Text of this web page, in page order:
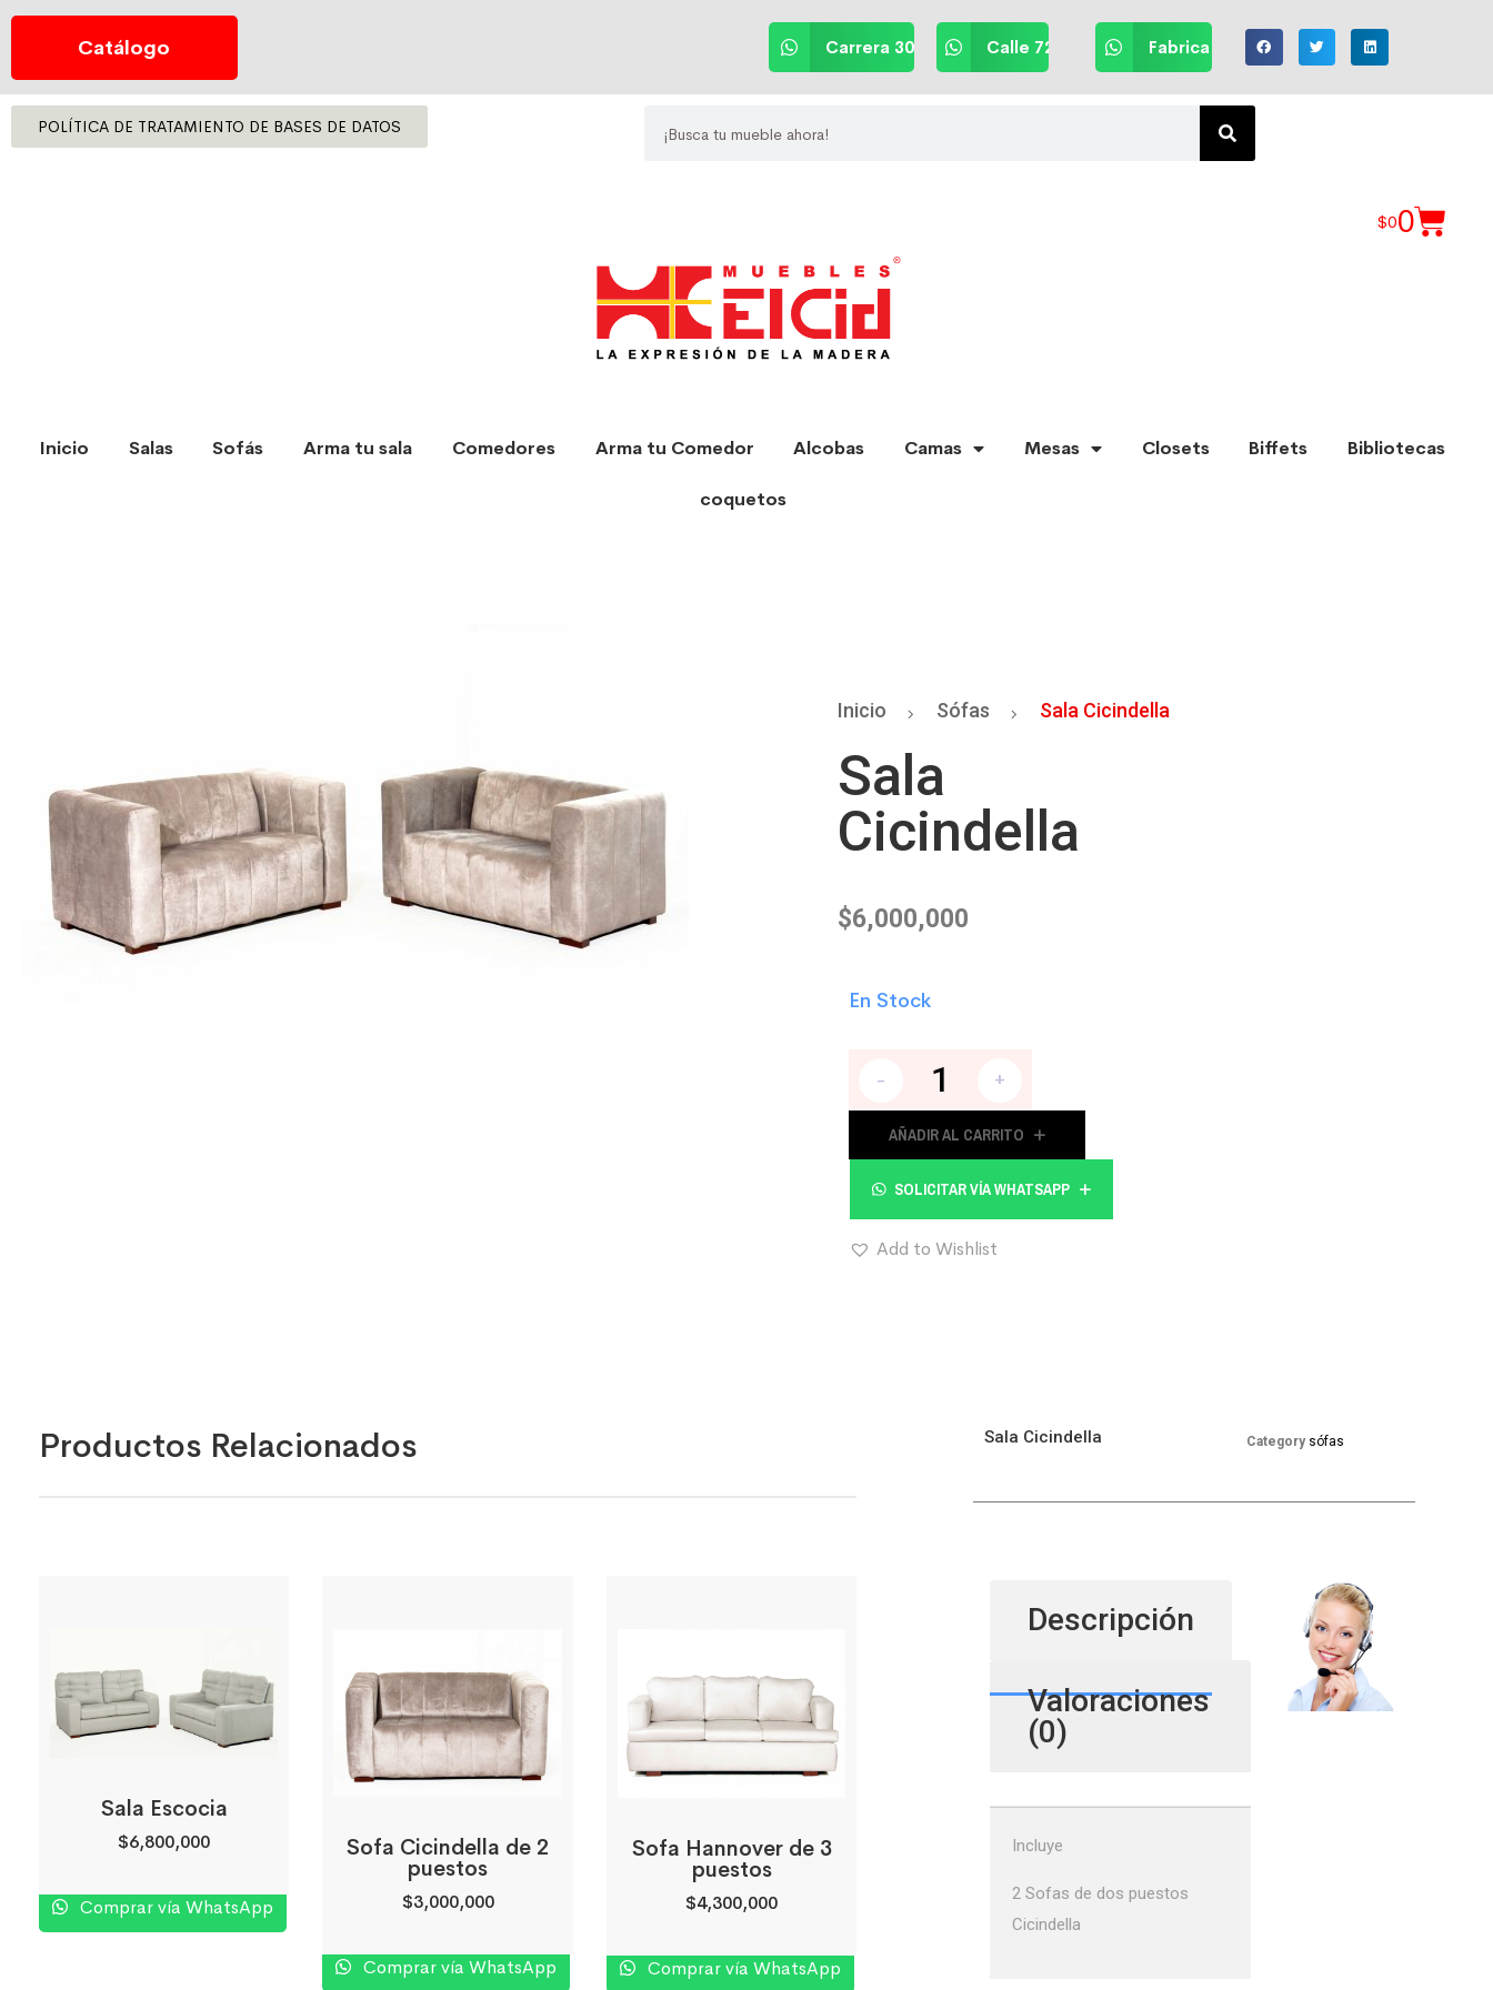
Catálogo Carrera 30 Calle 72 Fabrica
POLÍTICA DE TRATAMIENTO DE BASES DE DATOS
$00
Inicio Salas Sofás Arma tu sala Comedores Arma tu Comedor Alcobas Camas Mesas Closets Biffets Bibliotecas
coquetos
Inicio Sófas Sala Cicindella
Sala
Cicindella
$6,000,000
En Stock
- +
AÑADIR AL CARRITO
SOLICITAR VÍA WHATSAPP
Add to Wishlist
Productos Relacionados
Sala Escocia
$6,800,000
Comprar vía WhatsApp
Sofa Cicindella de 2
puestos
$3,000,000
Comprar vía WhatsApp
Sofa Hannover de 3
puestos
$4,300,000
Comprar vía WhatsApp
Sala Cicindella Category sófas
Descripción
Valoraciones
(0)
Incluye
2 Sofas de dos puestos
Cicindella